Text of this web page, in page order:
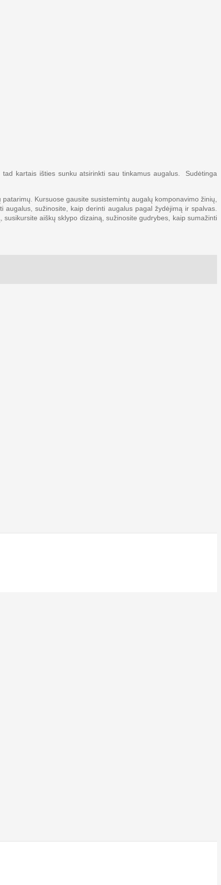
kartais išties sunku atsirinkti sau tinkamus augalus. Sudėtinga
Kursuose gausite susistemintų augalų komponavimo žinių,
sužinosite, kaip derinti augalus pagal žydėjimą ir spalvas.
aiškų sklypo dizainą, sužinosite gudrybes, kaip sumažinti